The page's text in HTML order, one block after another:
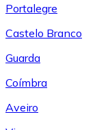
Portalegre
Castelo Branco
Guarda
Coímbra
Aveiro